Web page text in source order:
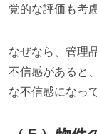
覚的な評価も考
なぜなら、管理
不信感があると
な不信感になっ